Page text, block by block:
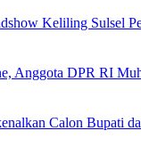
Keliling Sulsel
Anggota DPR RI
Calon Bupati